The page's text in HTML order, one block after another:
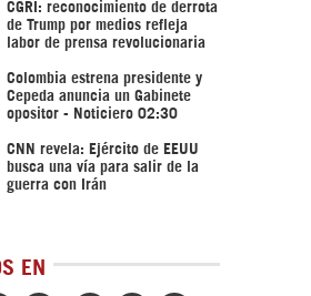
CGRI: reconocimiento de derrota
de Trump por medios refleja
labor de prensa revolucionaria
Colombia estrena presidente y
Cepeda anuncia un Gabinete
opositor - Noticiero 02:30
CNN revela: Ejército de EEUU
busca una vía para salir de la
guerra con Irán
EN